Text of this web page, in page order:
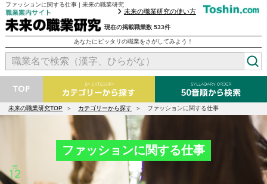
ファッションに関する仕事 | 未来の職業研究
現在の掲載職業数 533件
あなたにピッタリの職業をさがしてみよう！
未来の職業研究の使い方
未来の職業研究TOP カテゴリーから探す ファッションに関する仕事
ファッションに関する仕事